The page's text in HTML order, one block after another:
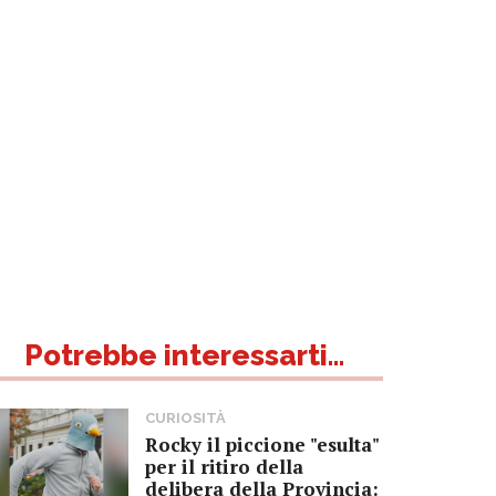
Potrebbe interessarti...
CURIOSITÀ
Rocky il piccione "esulta"
per il ritiro della
delibera della Provincia: